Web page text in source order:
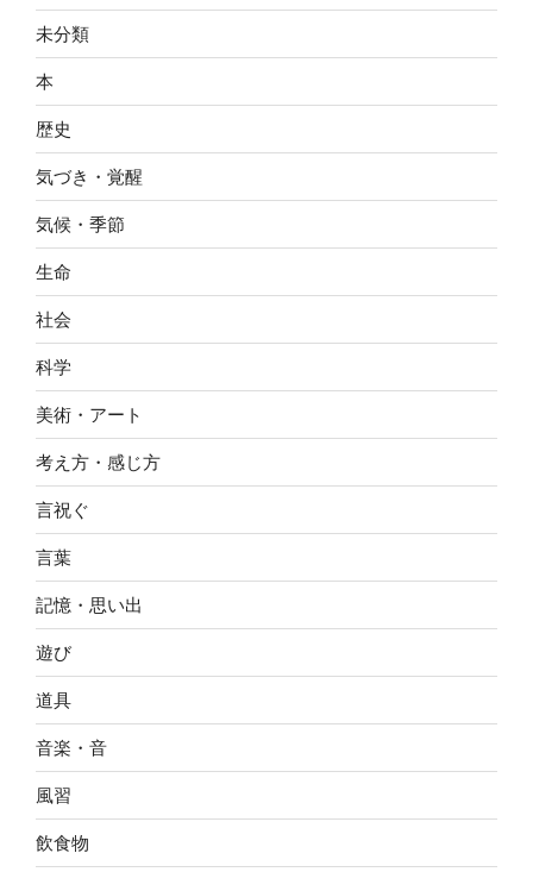
未分類
本
歴史
気づき・覚醒
気候・季節
生命
社会
科学
美術・アート
考え方・感じ方
言祝ぐ
言葉
記憶・思い出
遊び
道具
音楽・音
風習
飲食物